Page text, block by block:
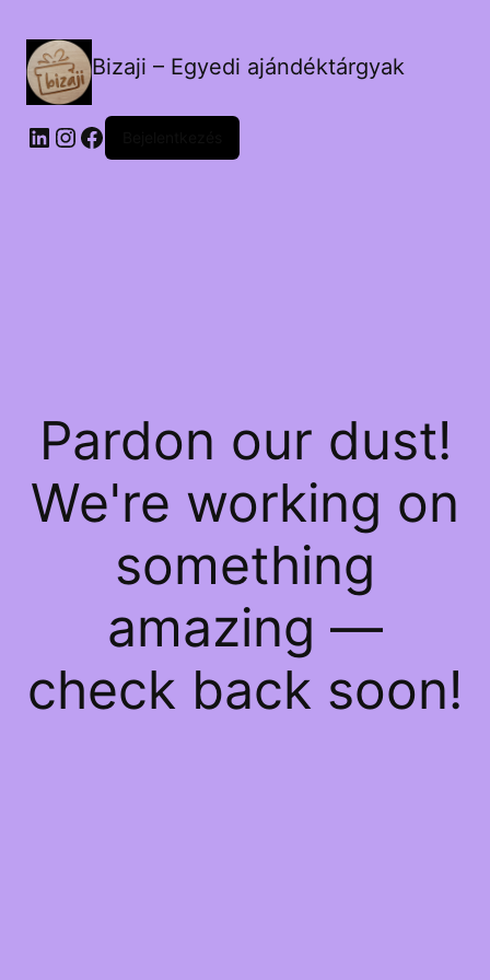
Bizaji – Egyedi ajándéktárgyak
LinkedIn
Instagram
Facebook
Pardon our dust!
We're working on
something
amazing —
check back soon!